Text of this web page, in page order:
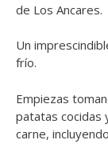
de Los Ancares.
Un
frío.
Empiezas
patatas cocidas
carne,